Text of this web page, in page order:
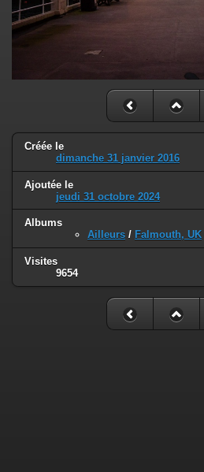
Créée le
dimanche 31 janvier 2016
Ajoutée le
jeudi 31 octobre 2024
Albums
Ailleurs / Falmouth, UK
Visites
9654